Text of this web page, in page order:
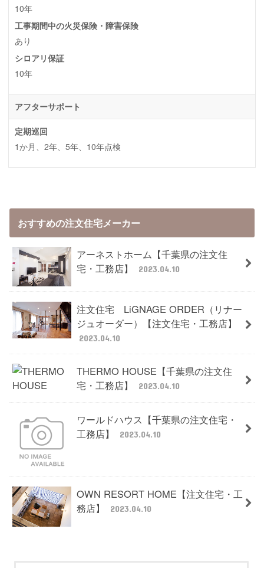
10年
工事期間中の火災保険・障害保険
あり
シロアリ保証
10年
アフターサポート
定期巡回
1か月、2年、5年、10年点検
おすすめの注文住宅メーカー
アーネストホーム【千葉県の注文住
宅・工務店】
2023.04.10
注文住宅 LiGNAGE ORDER（リナー
ジュオーダー）【注文住宅・工務店】
2023.04.10
THERMO HOUSE【千葉県の注文住
宅・工務店】
2023.04.10
ワールドハウス【千葉県の注文住宅・
工務店】
2023.04.10
OWN RESORT HOME【注文住宅・工
務店】
2023.04.10